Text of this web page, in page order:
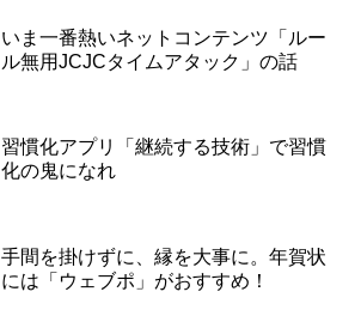
いま一番熱いネットコンテンツ「ルー
ル無用JCJCタイムアタック」の話
習慣化アプリ「継続する技術」で習慣
化の鬼になれ
手間を掛けずに、縁を大事に。年賀状
には「ウェブポ」がおすすめ！